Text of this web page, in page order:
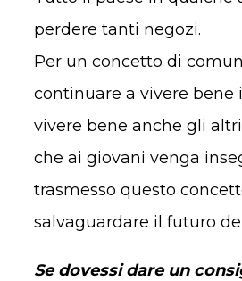
perdere tanti negozi.
Per un concetto di
continuare a vivere bene
vivere bene anche gli
che ai giovani venga
trasmesso questo
salvaguardare il futuro
Se dovessi dare un